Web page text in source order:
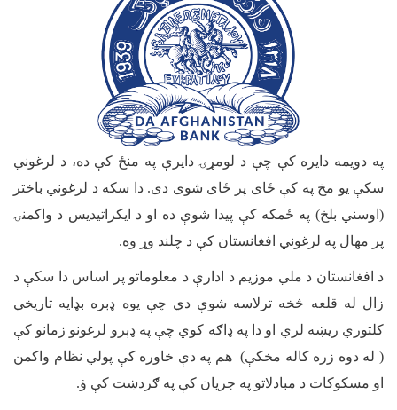
په دویمه دایره کې چې د لومړۍ دایرې په منځ کې ده، د لرغوني
سکې یو مخ په کې ځای پر ځای شوی دی. دا سکه د لرغوني باختر
(اوسني بلخ) په ځمکه کې پیدا شوې ده او د ایکراتیدیس د واکمنۍ
پر مهال په لرغوني افغانستان کې د چلند وړ وه.
د افغانستان د ملي موزیم د ادارې د معلوماتو پر اساس دا سکې د
زال له قلعه څخه ترلاسه شوې دي چې یوه ډېره بډایه تاریخي
کلتوري ریښه لري او دا په ډاګه کوي چې په ډېرو لرغونو زمانو کې
( له دوه زره کاله مخکې) هم په دې خاوره کې پولي نظام واکمن
او مسکوکات د مبادلاتو په جریان کې په ګردښت کې ؤ.